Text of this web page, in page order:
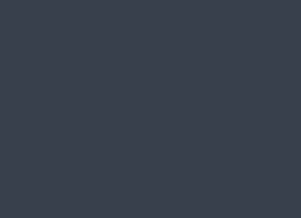
canales considerados prioritarios,
limpieza han retirado entre 500 y
residuos durante esta jornada
desechos encontrados destacan
llantas, sanitarios y otros objetos
Las autoridades señalaron que
de Hermosillo continúan siendo